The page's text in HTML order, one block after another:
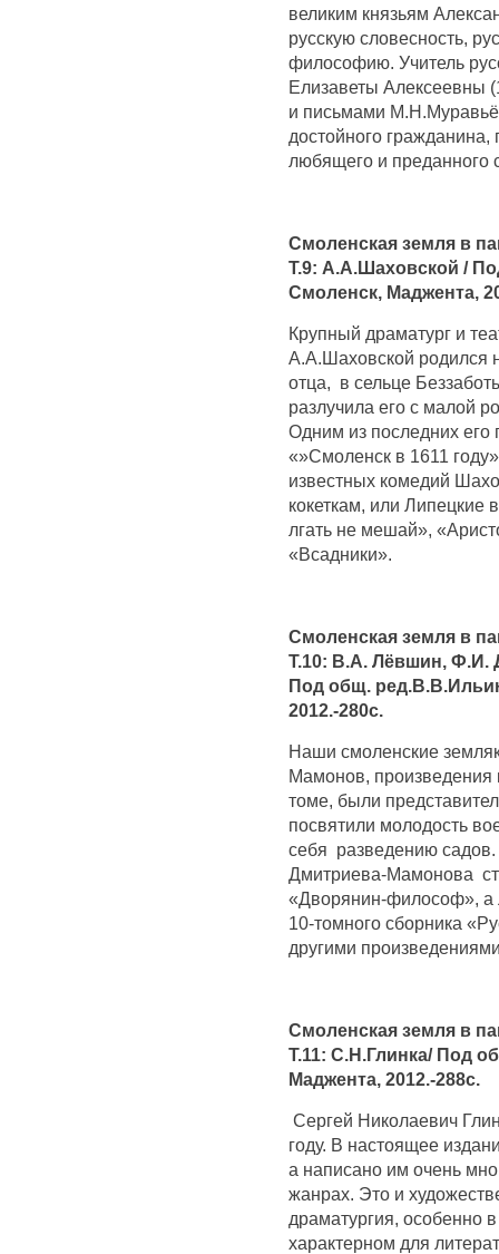
великим князьям
русскую словесность,
философию. Учитель
Елизаветы Алексеевны
и письмами
достойного гражданина,
любящего и преданного
Смоленская земля в
Т.9: А.А.Шаховской /
Смоленск, Маджента,
Крупный драматург и
А.А.Шаховской родился
отца, в сельце
разлучила его с малой
Одним из последних его
«»Смоленск в 1611
известных комедий
кокеткам, или
лгать не мешай»,
«Всадники».
Смоленская земля в
Т.10: В.А. Лёвшин, Ф.И.
Под общ.
2012.-280с.
Наши смоленские
Мамонов, произведения
томе, были
посвятили молодость
себя разведению
Дмитриева-Мамонова
«Дворянин-философ», а
10-томного сборника
другими
Смоленская земля в
Т.11: С.Н.Глинка/ Под
Маджента, 2012.-288с.
Сергей Николаевич
году. В настоящее
а написано им очень
жанрах. Это и
драматургия, особенно
характерном для